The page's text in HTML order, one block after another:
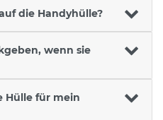
die Handyhülle?
wenn sie
Hülle für mein